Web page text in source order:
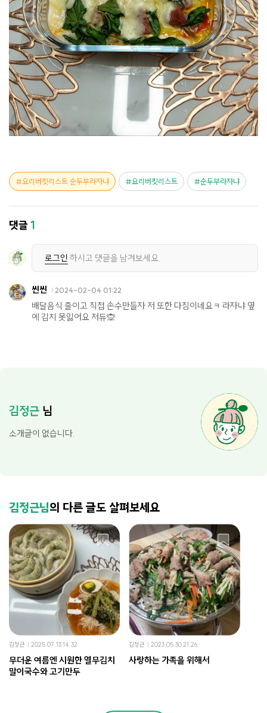
요리버킷리스트 순두부라자냐 요리버킷리스트 순두부라자냐
댓글1
로그인 하시고 댓글을 남겨보세요.
씬씬 2024-02-04 01:22
배달음식 줄이고 직접 손수만들자 저 또한 다짐이네요ㅋ 라자냐 옆
에 김치 못잃어요 저듀🙊
김정근 님
소개글이 없습니다.
김정근님의 다른 글도 살펴보세요
김정근 2025.07.13 14:32
무더운 여름엔 시원한 열무김치
말이국수와 고기만두
김정근 2023.05.30 21:26
사랑하는 가족을 위해서